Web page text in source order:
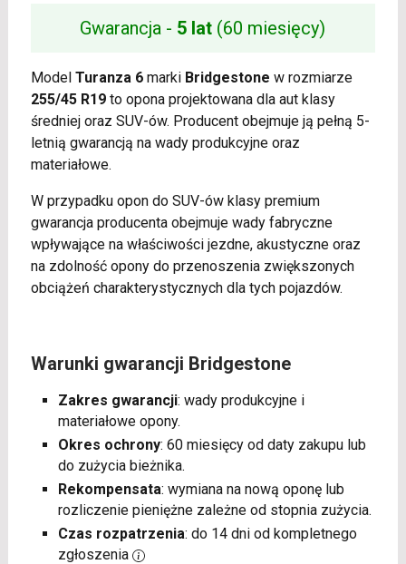
Gwarancja - 5 lat (60 miesięcy)
Model Turanza 6marki Bridgestone w rozmiarze
255/45 R19to opona projektowana dla aut klasy
średniej oraz SUV-ów. Producent obejmuje ją pełną 5-
letnią gwarancją na wady produkcyjne oraz
materiałowe.
W przypadku opon do SUV-ów klasy premium
gwarancja producenta obejmuje wady fabryczne
wpływające na właściwości jezdne, akustyczne oraz
na zdolność opony do przenoszenia zwiększonych
obciążeń charakterystycznych dla tych pojazdów.
Warunki gwarancji Bridgestone
Zakres gwarancji: wady produkcyjne i
materiałowe opony.
Okres ochrony: 60 miesięcy od daty zakupu lub
do zużycia bieżnika.
Rekompensata: wymiana na nową oponę lub
rozliczenie pieniężne zależne od stopnia zużycia.
Czas rozpatrzenia: do 14 dni od kompletnego
zgłoszenia